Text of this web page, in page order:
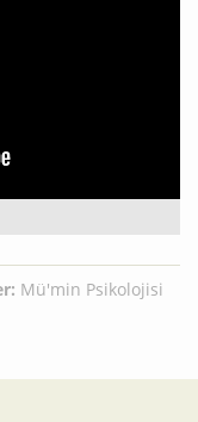
Mü'min Psikolojisi